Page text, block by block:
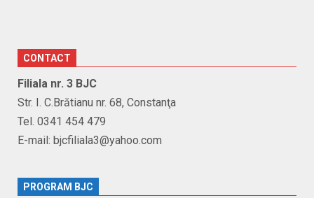
CONTACT
Filiala nr. 3 BJC
Str. I. C.Brătianu nr. 68, Constanţa
Tel. 0341 454 479
E-mail: bjcfiliala3@yahoo.com
PROGRAM BJC